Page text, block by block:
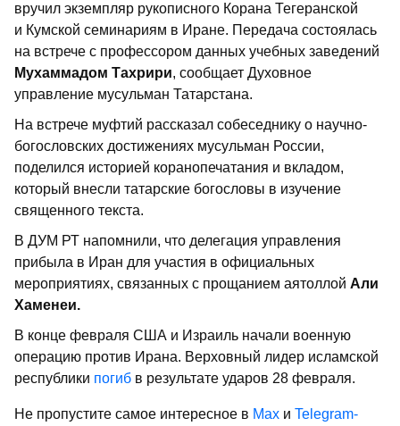
вручил экземпляр рукописного Корана Тегеранской
и Кумской семинариям в Иране. Передача состоялась
на встрече с профессором данных учебных заведений
Мухаммадом Тахрири, сообщает Духовное
управление мусульман Татарстана.
На встрече муфтий рассказал собеседнику о научно-
богословских достижениях мусульман России,
поделился историей коранопечатания и вкладом,
который внесли татарские богословы в изучение
священного текста.
В ДУМ РТ напомнили, что делегация управления
прибыла в Иран для участия в официальных
мероприятиях, связанных с прощанием аятоллой Али
Хаменеи.
В конце февраля США и Израиль начали военную
операцию против Ирана. Верховный лидер исламской
республики погиб в результате ударов 28 февраля.
Не пропустите самое интересное в Max и Telegram-